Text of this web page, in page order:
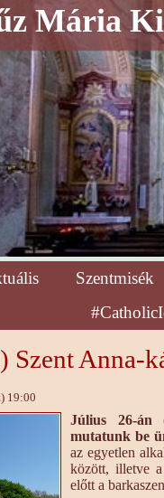
Mária
Szentmisék
Szent Anna-
19:00
Július 26-án
mutatunk be
az egyetlen
között, illetve
előtt a